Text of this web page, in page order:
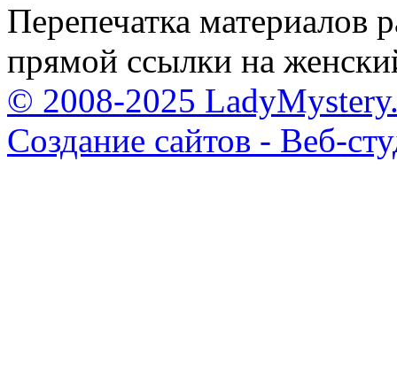
Перепечатка материалов
прямой ссылки на
© 2008-2025
Создание сайтов - Веб-